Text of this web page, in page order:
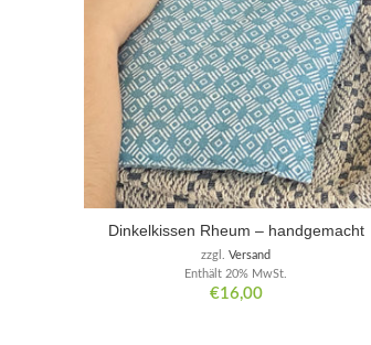
Dinkelkissen Rheum – handgemacht
€16,00
Enthält 20% MwSt.
zzgl.Versand